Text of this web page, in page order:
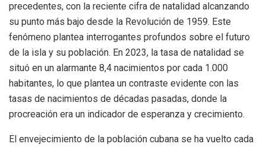
precedentes, con la reciente cifra de natalidad alcanzando
su punto más bajo desde la Revolución de 1959. Este
fenómeno plantea interrogantes profundos sobre el futuro
de la isla y su población. En 2023, la tasa de natalidad se
situó en un alarmante 8,4 nacimientos por cada 1.000
habitantes, lo que plantea un contraste evidente con las
tasas de nacimientos de décadas pasadas, donde la
procreación era un indicador de esperanza y crecimiento.
El envejecimiento de la población cubana se ha vuelto cada